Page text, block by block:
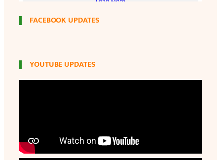
FACEBOOK UPDATES
YOUTUBE UPDATES